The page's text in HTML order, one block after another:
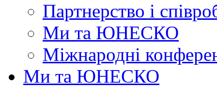
Партнерство і
Ми та ЮНЕСКО
Міжнародні
Ми та ЮНЕСКО